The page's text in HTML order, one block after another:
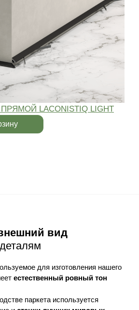
LACONISTIQ LIGHT
вид
для изготовления нашего
естественный ровный тон
паркета используется